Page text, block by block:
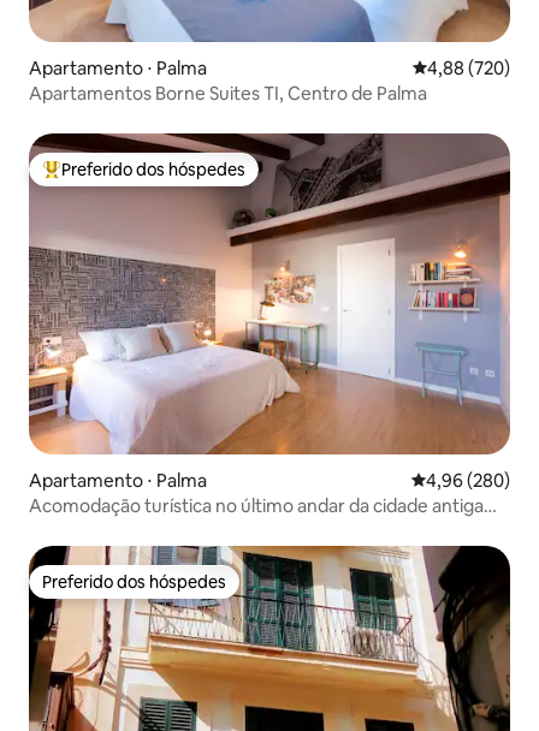
Apartamento ⋅ Palma 4,88 de uma
4,88 (720)
Apartamentos Borne Suites TI, Centro de Palma
Entre os melhores preferidos dos hóspedes
Preferido dos hóspedes
Apartamento ⋅ Palma 4,96 de uma
4,96 (280)
Acomodação turística no último andar da cidade antiga
Preferido dos hóspedes
Preferido dos hóspedes